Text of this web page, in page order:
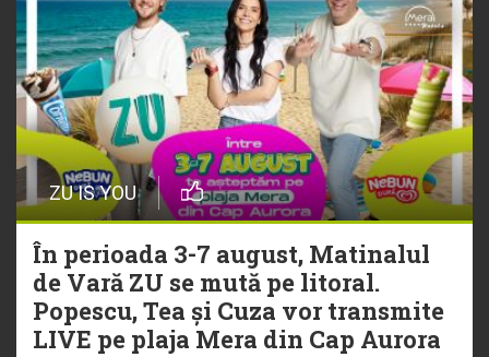
ZU IS YOU
În perioada 3-7 august, Matinalul
de Vară ZU se mută pe litoral.
Popescu, Tea și Cuza vor transmite
LIVE pe plaja Mera din Cap Aurora